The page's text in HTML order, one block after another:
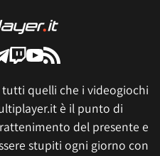
quelli che i videogiochi
è il punto di
del presente e
stupiti ogni giorno con